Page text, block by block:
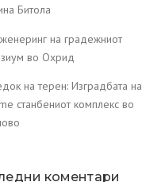
Битола
на градежниот
во Охрид
на терен: Изградбата на
станбениот комплекс во
коментари